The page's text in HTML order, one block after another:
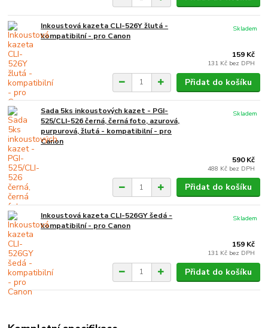
Inkoustová kazeta CLI-526Y žlutá -
kompatibilní - pro Canon
159 Kč
131 Kč bez DPH
Skladem
Přidat do košíku
Sada 5ks inkoustových kazet - PGI-
525/CLI-526 černá, černá foto, azurová,
purpurová, žlutá - kompatibilní - pro
Canon
590 Kč
488 Kč bez DPH
Skladem
Přidat do košíku
Inkoustová kazeta CLI-526GY šedá -
kompatibilní - pro Canon
159 Kč
131 Kč bez DPH
Skladem
Přidat do košíku